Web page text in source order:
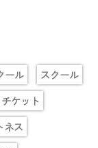
ール
スクール
チケット
ネス